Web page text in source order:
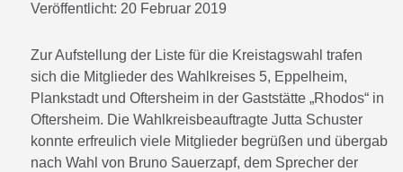
Veröffentlicht: 20 Februar 2019
Zur Aufstellung der Liste für die Kreistagswahl trafen
sich die Mitglieder des Wahlkreises 5, Eppelheim,
Plankstadt und Oftersheim in der Gaststätte „Rhodos“ in
Oftersheim. Die Wahlkreisbeauftragte Jutta Schuster
konnte erfreulich viele Mitglieder begrüßen und übergab
nach Wahl von Bruno Sauerzapf, dem Sprecher der